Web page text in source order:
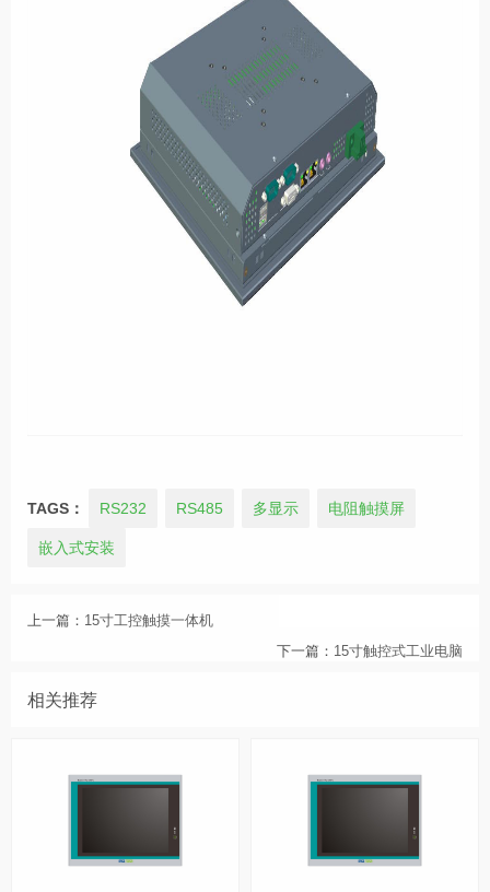
TAGS： RS232 RS485 多显示 电阻触摸屏
嵌入式安装
上一篇： 15寸工控触摸一体机
下一篇： 15寸触控式工业电脑
相关推荐